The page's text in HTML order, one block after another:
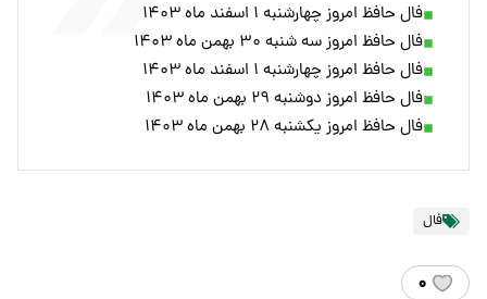
فال حافظ امروز چهارشنبه ۱ اسفند ماه ۱۴۰۳
فال حافظ امروز سه شنبه ۳۰ بهمن ماه ۱۴۰۳
فال حافظ امروز چهارشنبه ۱ اسفند ماه ۱۴۰۳
فال حافظ امروز دوشنبه ۲۹ بهمن ماه ۱۴۰۳
فال حافظ امروز یکشنبه ۲۸ بهمن ماه ۱۴۰۳
فال
۰